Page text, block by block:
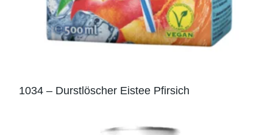
1034 – Durstlöscher Eistee Pfirsich